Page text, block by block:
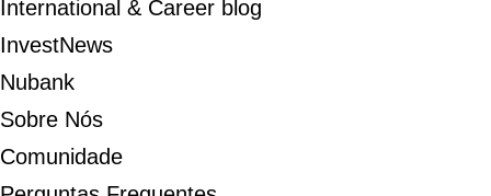
InvestNews
Nubank
Sobre Nós
Comunidade
Perguntas Frequentes